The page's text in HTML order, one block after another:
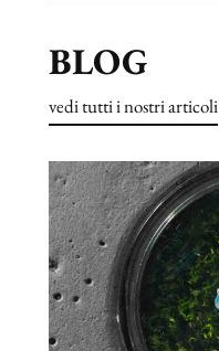
BLOG
vedi tutti i nostri articoli